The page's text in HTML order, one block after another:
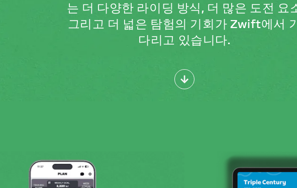
는 더 다양한 라이딩 방식, 더 많은 도전 요
그리고 더 넓은 탐험의 기회가 Zwift에서
다리고 있습니다.